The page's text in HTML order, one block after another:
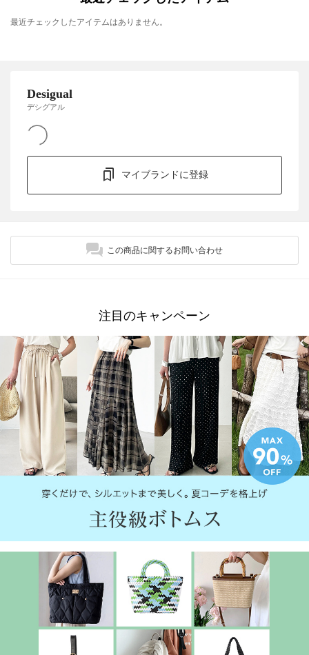
最近チェックしたアイテムはありません。
Desigual
デシグアル
マイブランドに登録
この商品に関するお問い合わせ
注目のキャンペーン